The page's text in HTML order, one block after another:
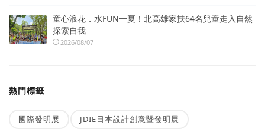
童心浪花．水FUN一夏！北高雄家扶64名兒童走入自然
探索自我
2026/08/07
熱門標籤
國際發明展 JDIE日本設計創意暨發明展